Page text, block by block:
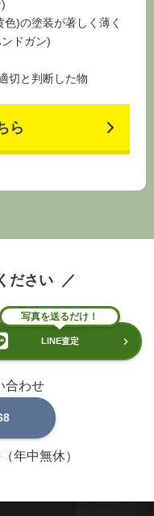
)の塗装が著しく薄く
ドガン)
切と判断した物
LINE査定
年中無休）